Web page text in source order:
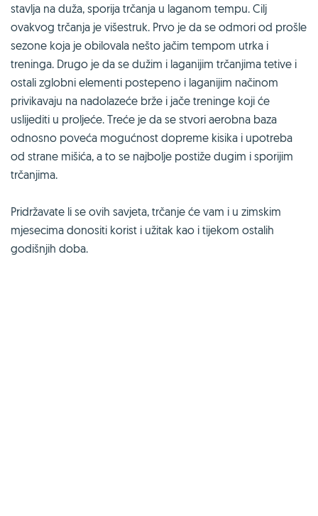
stavlja na duža, sporija trčanja u laganom tempu. Cilj
ovakvog trčanja je višestruk. Prvo je da se odmori od prošle
sezone koja je obilovala nešto jačim tempom utrka i
treninga. Drugo je da se dužim i laganijim trčanjima tetive i
ostali zglobni elementi postepeno i laganijim načinom
privikavaju na nadolazeće brže i jače treninge koji će
uslijediti u proljeće. Treće je da se stvori aerobna baza
odnosno poveća mogućnost dopreme kisika i upotreba
od strane mišića, a to se najbolje postiže dugim i sporijim
trčanjima.
Pridržavate li se ovih savjeta, trčanje će vam i u zimskim
mjesecima donositi korist i užitak kao i tijekom ostalih
godišnjih doba.